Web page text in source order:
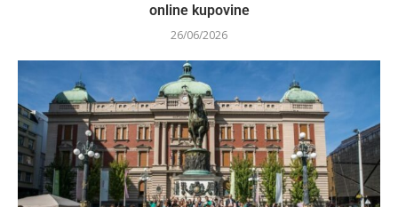
online kupovine
26/06/2026